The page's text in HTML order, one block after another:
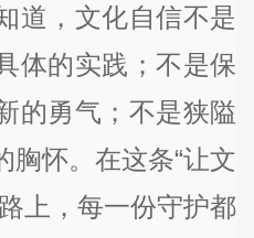
道，文化自信不是
体的实践；不是保
的勇气；不是狭隘
胸怀。在这条“让文
上，每一份守护都